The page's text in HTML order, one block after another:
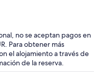
no se aceptan pagos en
Para obtener más
el alojamiento a través de
de la reserva.